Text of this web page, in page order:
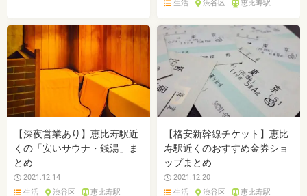
生活
渋谷区 恵比寿駅
【深夜営業あり】恵比寿駅近
くの「安いサウナ・銭湯」ま
とめ
2021.12.14
生活
渋谷区 恵比寿駅
【格安新幹線チケット】恵比
寿駅近くのおすすめ金券ショ
ップまとめ
2021.12.20
生活
渋谷区 恵比寿駅